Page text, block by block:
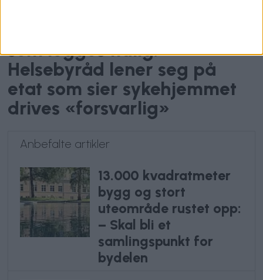
som legges tidlig:
Helsebyråd lener seg på
etat som sier sykehjemmet
drives «forsvarlig»
Anbefalte artikler
13.000 kvadratmeter
bygg og stort
uteområde rustet opp:
– Skal bli et
samlingspunkt for
bydelen